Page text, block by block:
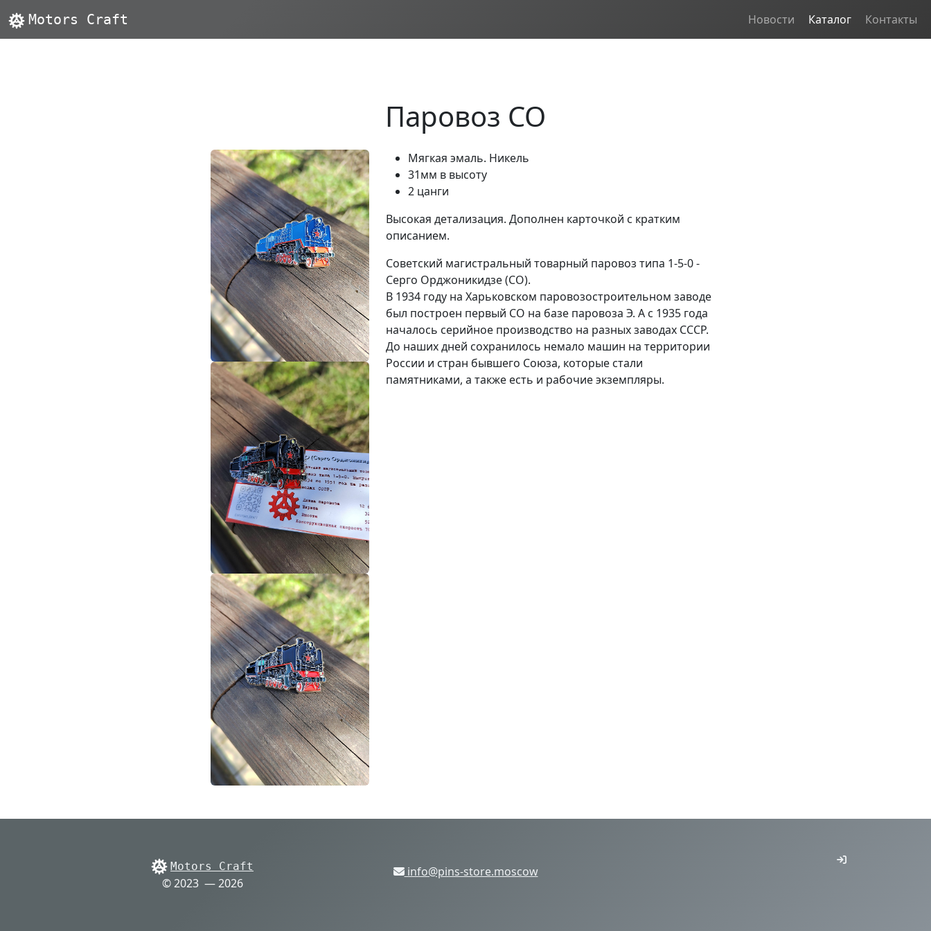
Motors Craft Новости Каталог Контакты
Паровоз СО
Мягкая эмаль. Никель
31мм в высоту
2 цанги
Высокая детализация. Дополнен карточкой с кратким
описанием.
Советский магистральный товарный паровоз типа 1-5-0 -
Серго Орджоникидзе (СО).
В 1934 году на Харьковском паровозостроительном заводе
был построен первый СО на базе паровоза Э. А с 1935 года
началось серийное производство на разных заводах СССР.
До наших дней сохранилось немало машин на территории
России и стран бывшего Союза, которые стали
памятниками, а также есть и рабочие экземпляры.
Motors Craft
© 2023 — 2026
info@pins-store.moscow